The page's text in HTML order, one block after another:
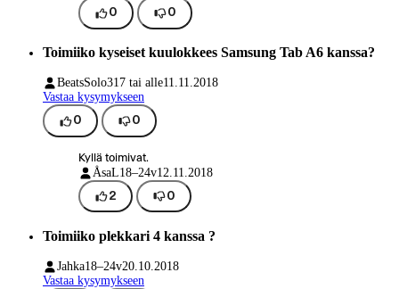
0 0
Toimiiko kyseiset kuulokkees Samsung Tab A6 kanssa?
BeatsSolo317 tai alle11.11.2018
Vastaa kysymykseen
0 0
Kyllä toimivat.
ÅsaL18–24v12.11.2018
2 0
Toimiiko plekkari 4 kanssa ?
Jahka18–24v20.10.2018
Vastaa kysymykseen